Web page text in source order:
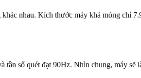
nhau. Kích thước máy khá mỏng chỉ
số quét đạt 90Hz. Nhìn chung, máy sẽ